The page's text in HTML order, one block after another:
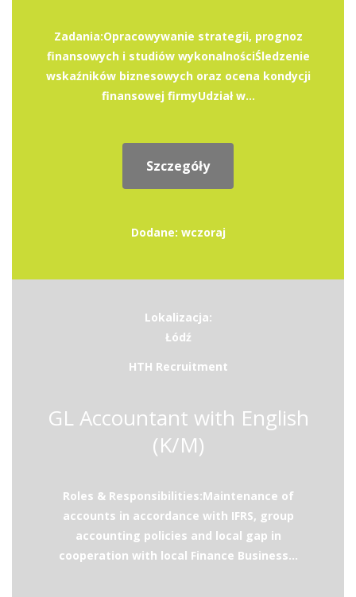
Zadania:Opracowywanie strategii, prognoz
finansowych i studiów wykonalnościŚledzenie
wskaźników biznesowych oraz ocena kondycji
finansowej firmyUdział w...
Szczegóły
Dodane: wczoraj
Lokalizacja:
Łódź
HTH Recruitment
GL Accountant with English
(K/M)
Roles & Responsibilities:Maintenance of
accounts in accordance with IFRS, group
accounting policies and local gap in
cooperation with local Finance Business...